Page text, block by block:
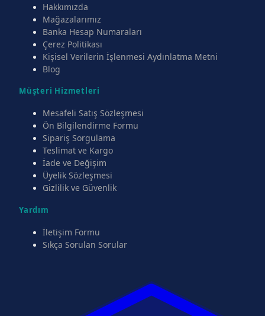
Hakkımızda
Mağazalarımız
Banka Hesap Numaraları
Çerez Politikası
Kişisel Verilerin İşlenmesi Aydınlatma Metni
Blog
Müşteri Hizmetleri
Mesafeli Satış Sözleşmesi
Ön Bilgilendirme Formu
Sipariş Sorgulama
Teslimat ve Kargo
İade ve Değişim
Üyelik Sözleşmesi
Gizlilik ve Güvenlik
Yardım
İletişim Formu
Sıkça Sorulan Sorular